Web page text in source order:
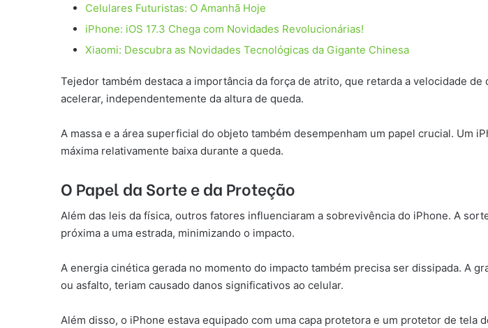
Celulares Futuristas: O Amanhã Hoje
iPhone: iOS 17.3 Chega com Novidades Revolucionárias!
Xiaomi: Descubra as Novidades Tecnológicas da Gigante Chinesa
Tejedor também destaca a importância da força de atrito, que retarda a velocidade
acelerar, independentemente da altura de queda.
A massa e a área superficial do objeto também desempenham um papel crucial. Um
máxima relativamente baixa durante a queda.
O Papel da Sorte e da Proteção
Além das leis da física, outros fatores influenciaram a sobrevivência do iPhone. A
próxima a uma estrada, minimizando o impacto.
A energia cinética gerada no momento do impacto também precisa ser dissipada. A
ou asfalto, teriam causado danos significativos ao celular.
Além disso, o iPhone estava equipado com uma capa protetora e um protetor de tela